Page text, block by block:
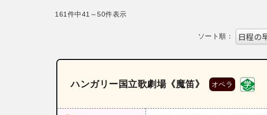
161件中41～50件表示
ソート順：
ハンガリー国立歌劇場《魔笛》 オペラ